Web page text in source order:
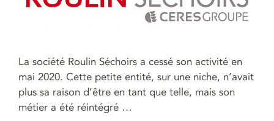
La société Roulin Séchoirs a cessé son activité en
mai 2020. Cette petite entité, sur une niche, n’avait
plus sa raison d’être en tant que telle, mais son
métier a été réintégré …